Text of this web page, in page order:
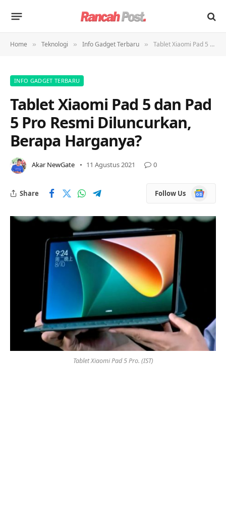
Home » Teknologi » Info Gadget Terbaru » Tablet Xiaomi Pad 5 dan Pad 5 Pro Resmi Diluncurkan, Berapa Harganya?
INFO GADGET TERBARU
Tablet Xiaomi Pad 5 dan Pad
5 Pro Resmi Diluncurkan,
Berapa Harganya?
Akar NewGate 11 Agustus 2021 0
Share Follow Us
Google
News
Tablet Xiaomi Pad 5 Pro. (IST)